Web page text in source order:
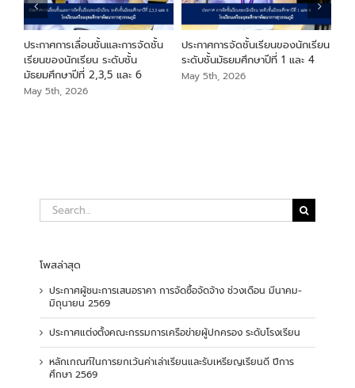
ประกาศการเลื่อนชั้นและการจัดชั้น
เรียนของนักเรียน ระดับชั้น
มัธยมศึกษาปีที่ 2,3,5 และ 6
May 5th, 2026
ประกาศการจัดชั้นเรียนของนักเรียน
ระดับชั้นมัธยมศึกษาปีที่ 1 และ 4
May 5th, 2026
Search
for:
โพสล่าสุด
ประกาศผู้ชนะการเสนอราคา การจัดซื้อจัดจ้าง ช่วงเดือน มีนาคม-
มิถุนายน 2569
ประกาศแต่งตั้งคณะกรรมการเครือข่ายผู้ปกครอง ระดับโรงเรียน
หลักเกณฑ์ในการยกเว้นค่าเล่าเรียนและรับเหรียญเรียนดี ปีการ
ศึกษา 2569